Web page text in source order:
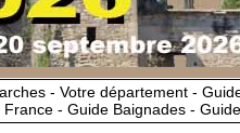
- Votre département -
France - Guide Baignades -